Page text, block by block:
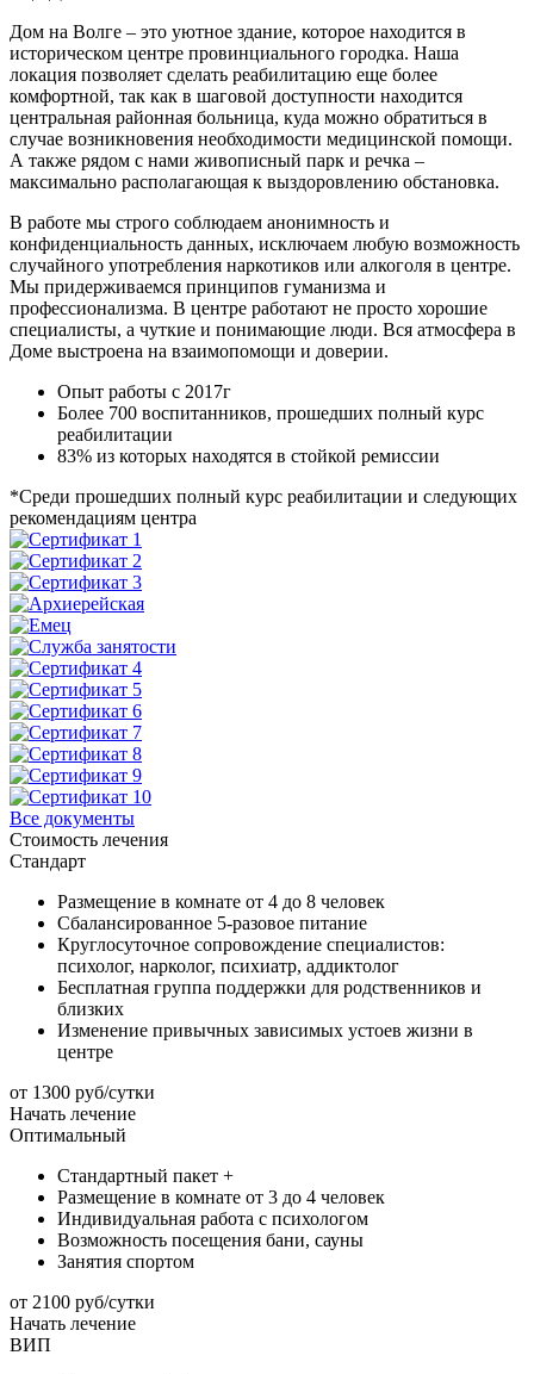
Дом на Волге – это уютное здание, которое находится в
историческом центре провинциального городка. Наша
локация позволяет сделать реабилитацию еще более
комфортной, так как в шаговой доступности находится
центральная районная больница, куда можно обратиться в
случае возникновения необходимости медицинской помощи.
А также рядом с нами живописный парк и речка –
максимально располагающая к выздоровлению обстановка.
В работе мы строго соблюдаем анонимность и
конфиденциальность данных, исключаем любую возможность
случайного употребления наркотиков или алкоголя в центре.
Мы придерживаемся принципов гуманизма и
профессионализма. В центре работают не просто хорошие
специалисты, а чуткие и понимающие люди. Вся атмосфера в
Доме выстроена на взаимопомощи и доверии.
Опыт работы с 2017г
Более 700 воспитанников, прошедших полный курс
реабилитации
83% из которых находятся в стойкой ремиссии
*Среди прошедших полный курс реабилитации и следующих
рекомендациям центра
Все документы
Стоимость лечения
Стандарт
Размещение в комнате от 4 до 8 человек
Сбалансированное 5-разовое питание
Круглосуточное сопровождение специалистов:
психолог, нарколог, психиатр, аддиктолог
Бесплатная группа поддержки для родственников и
близких
Изменение привычных зависимых устоев жизни в
центре
от 1300 руб/сутки
Начать лечение
Оптимальный
Стандартный пакет +
Размещение в комнате от 3 до 4 человек
Индивидуальная работа с психологом
Возможность посещения бани, сауны
Занятия спортом
от 2100 руб/сутки
Начать лечение
ВИП